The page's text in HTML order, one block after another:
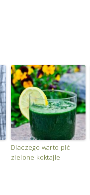
Dlaczego warto pić
zielone koktajle